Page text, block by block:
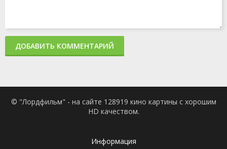
ДОБАВИТЬ КОММЕНТАРИЙ
© "Лордфильм" - на сайте 128919 кино картины с хорошим
HD качеством.
Информация